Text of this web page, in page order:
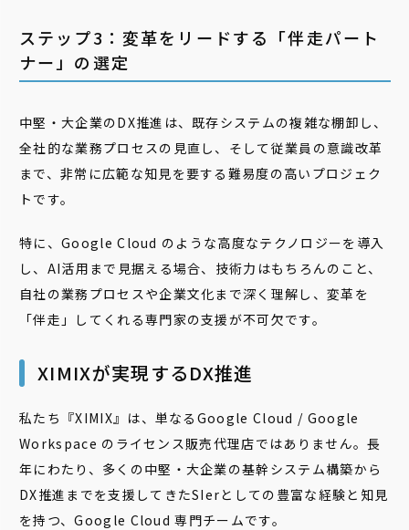
ステップ3：変革をリードする「伴走パート
ナー」の選定
中堅・大企業のDX推進は、既存システムの複雑な棚卸し、
全社的な業務プロセスの見直し、そして従業員の意識改革
まで、非常に広範な知見を要する難易度の高いプロジェク
トです。
特に、Google Cloud のような高度なテクノロジーを導入
し、AI活用まで見据える場合、技術力はもちろんのこと、
自社の業務プロセスや企業文化まで深く理解し、変革を
「伴走」してくれる専門家の支援が不可欠です。
XIMIXが実現するDX推進
私たち『XIMIX』は、単なるGoogle Cloud / Google
Workspace のライセンス販売代理店ではありません。長
年にわたり、多くの中堅・大企業の基幹システム構築から
DX推進までを支援してきたSIerとしての豊富な経験と知見
を持つ、Google Cloud 専門チームです。